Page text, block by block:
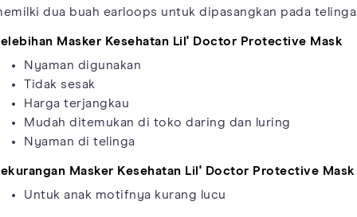
dua buah earloops untuk dipasangkan pada
Masker Kesehatan Lil' Doctor Protective Mask
Nyaman digunakan
Tidak sesak
Harga terjangkau
Mudah ditemukan di toko daring dan luring
Nyaman di telinga
Masker Kesehatan Lil' Doctor Protective Mask
Untuk anak motifnya kurang lucu